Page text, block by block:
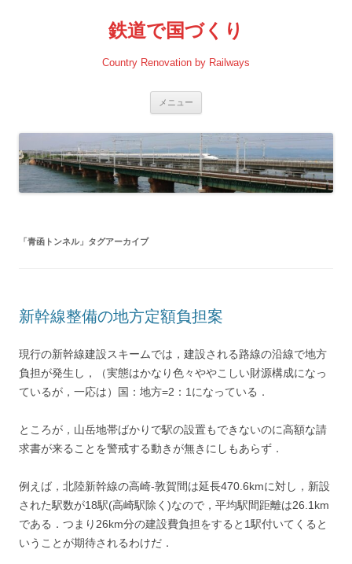
鉄道で国づくり
Country Renovation by Railways
メニュー
「青函トンネル」タグアーカイブ
新幹線整備の地方定額負担案
現行の新幹線建設スキームでは，建設される路線の沿線で地方
負担が発生し，（実態はかなり色々ややこしい財源構成になっ
ているが，一応は）国：地方=2：1になっている．
ところが，山岳地帯ばかりで駅の設置もできないのに高額な請
求書が来ることを警戒する動きが無きにしもあらず．
例えば，北陸新幹線の高崎-敦賀間は延長470.6kmに対し，新設
された駅数が18駅(高崎駅除く)なので，平均駅間距離は26.1km
である．つまり26km分の建設費負担をすると1駅付いてくると
いうことが期待されるわけだ．